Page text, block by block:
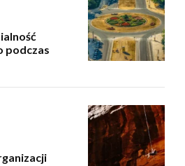
podczas